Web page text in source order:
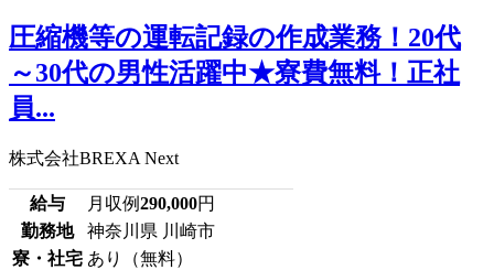
圧縮機等の運転記録の作成業務！20代
～30代の男性活躍中★寮費無料！正社
員...
株式会社BREXA Next
給与 月収例290,000円
勤務地
神奈川県 川崎市
寮・社宅 あり（無料）